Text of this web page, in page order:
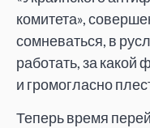
комитета»,
сомневаться, в
работать, за какой
и громогласно
Теперь время